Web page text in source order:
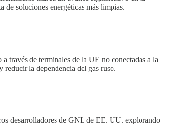
soluciones energéticas más limpias.
través de terminales de la UE no conectadas a la
reducir la dependencia del gas ruso.
desarrolladores de GNL de EE. UU. explorando